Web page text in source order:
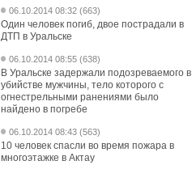
06.10.2014 08:32 (663)
Один человек погиб, двое пострадали в
ДТП в Уральске
06.10.2014 08:55 (638)
В Уральске задержали подозреваемого в
убийстве мужчины, тело которого с
огнестрельными ранениями было
найдено в погребе
06.10.2014 08:43 (563)
10 человек спасли во время пожара в
многоэтажке в Актау